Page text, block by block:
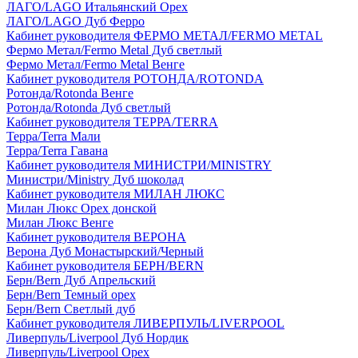
ЛАГО/LAGO Итальянский Орех
ЛАГО/LAGO Дуб Ферро
Кабинет руководителя ФЕРМО МЕТАЛ/FERMO METAL
Фермо Метал/Fermo Metal Дуб светлый
Фермо Метал/Fermo Metal Венге
Кабинет руководителя РОТОНДА/ROTONDA
Ротонда/Rotonda Венге
Ротонда/Rotonda Дуб светлый
Кабинет руководителя ТЕРРА/TERRA
Терра/Terra Мали
Терра/Terra Гавана
Кабинет руководителя МИНИСТРИ/MINISTRY
Министри/Ministry Дуб шоколад
Кабинет руководителя МИЛАН ЛЮКС
Милан Люкс Орех донской
Милан Люкс Венге
Кабинет руководителя ВЕРОНА
Верона Дуб Монастырский/Черный
Кабинет руководителя БЕРН/BERN
Берн/Bern Дуб Апрельский
Берн/Bern Темный орех
Берн/Bern Светлый дуб
Кабинет руководителя ЛИВЕРПУЛЬ/LIVERPOOL
Ливерпуль/Liverpool Дуб Нордик
Ливерпуль/Liverpool Орех